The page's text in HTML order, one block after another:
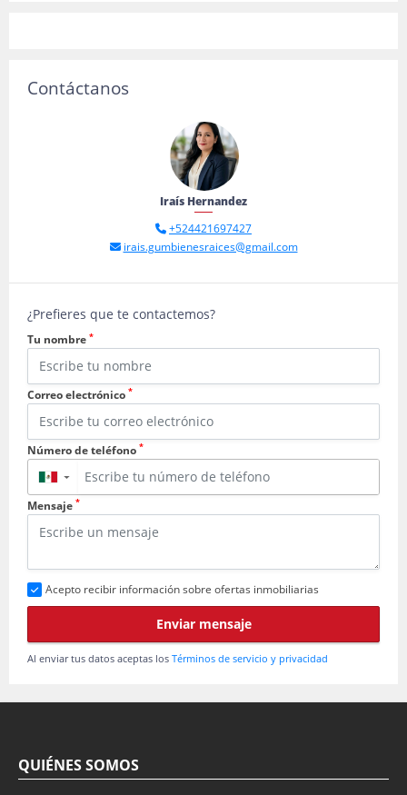
Contáctanos
Iraís Hernandez
+524421697427
irais.gumbienesraices@gmail.com
¿Prefieres que te contactemos?
Tu nombre *
Correo electrónico *
Número de teléfono *
▼
Mensaje *
Acepto recibir información sobre ofertas inmobiliarias
Enviar mensaje
Al enviar tus datos aceptas los Términos de servicio y privacidad
QUIÉNES SOMOS